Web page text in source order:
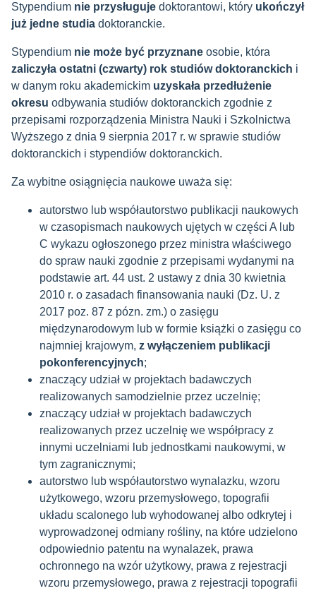
Stypendium nie przysługuje doktorantowi, który ukończył
już jedne studia doktoranckie.
Stypendium nie może być przyznane osobie, która
zaliczyła ostatni (czwarty) rok studiów doktoranckich i
w danym roku akademickim uzyskała przedłużenie
okresu odbywania studiów doktoranckich zgodnie z
przepisami rozporządzenia Ministra Nauki i Szkolnictwa
Wyższego z dnia 9 sierpnia 2017 r. w sprawie studiów
doktoranckich i stypendiów doktoranckich.
Za wybitne osiągnięcia naukowe uważa się:
autorstwo lub współautorstwo publikacji naukowych
w czasopismach naukowych ujętych w części A lub
C wykazu ogłoszonego przez ministra właściwego
do spraw nauki zgodnie z przepisami wydanymi na
podstawie art. 44 ust. 2 ustawy z dnia 30 kwietnia
2010 r. o zasadach finansowania nauki (Dz. U. z
2017 poz. 87 z pózn. zm.) o zasięgu
międzynarodowym lub w formie książki o zasięgu co
najmniej krajowym, z wyłączeniem publikacji
pokonferencyjnych;
znaczący udział w projektach badawczych
realizowanych samodzielnie przez uczelnię;
znaczący udział w projektach badawczych
realizowanych przez uczelnię we współpracy z
innymi uczelniami lub jednostkami naukowymi, w
tym zagranicznymi;
autorstwo lub współautorstwo wynalazku, wzoru
użytkowego, wzoru przemysłowego, topografii
układu scalonego lub wyhodowanej albo odkrytej i
wyprowadzonej odmiany rośliny, na które udzielono
odpowiednio patentu na wynalazek, prawa
ochronnego na wzór użytkowy, prawa z rejestracji
wzoru przemysłowego, prawa z rejestracji topografii